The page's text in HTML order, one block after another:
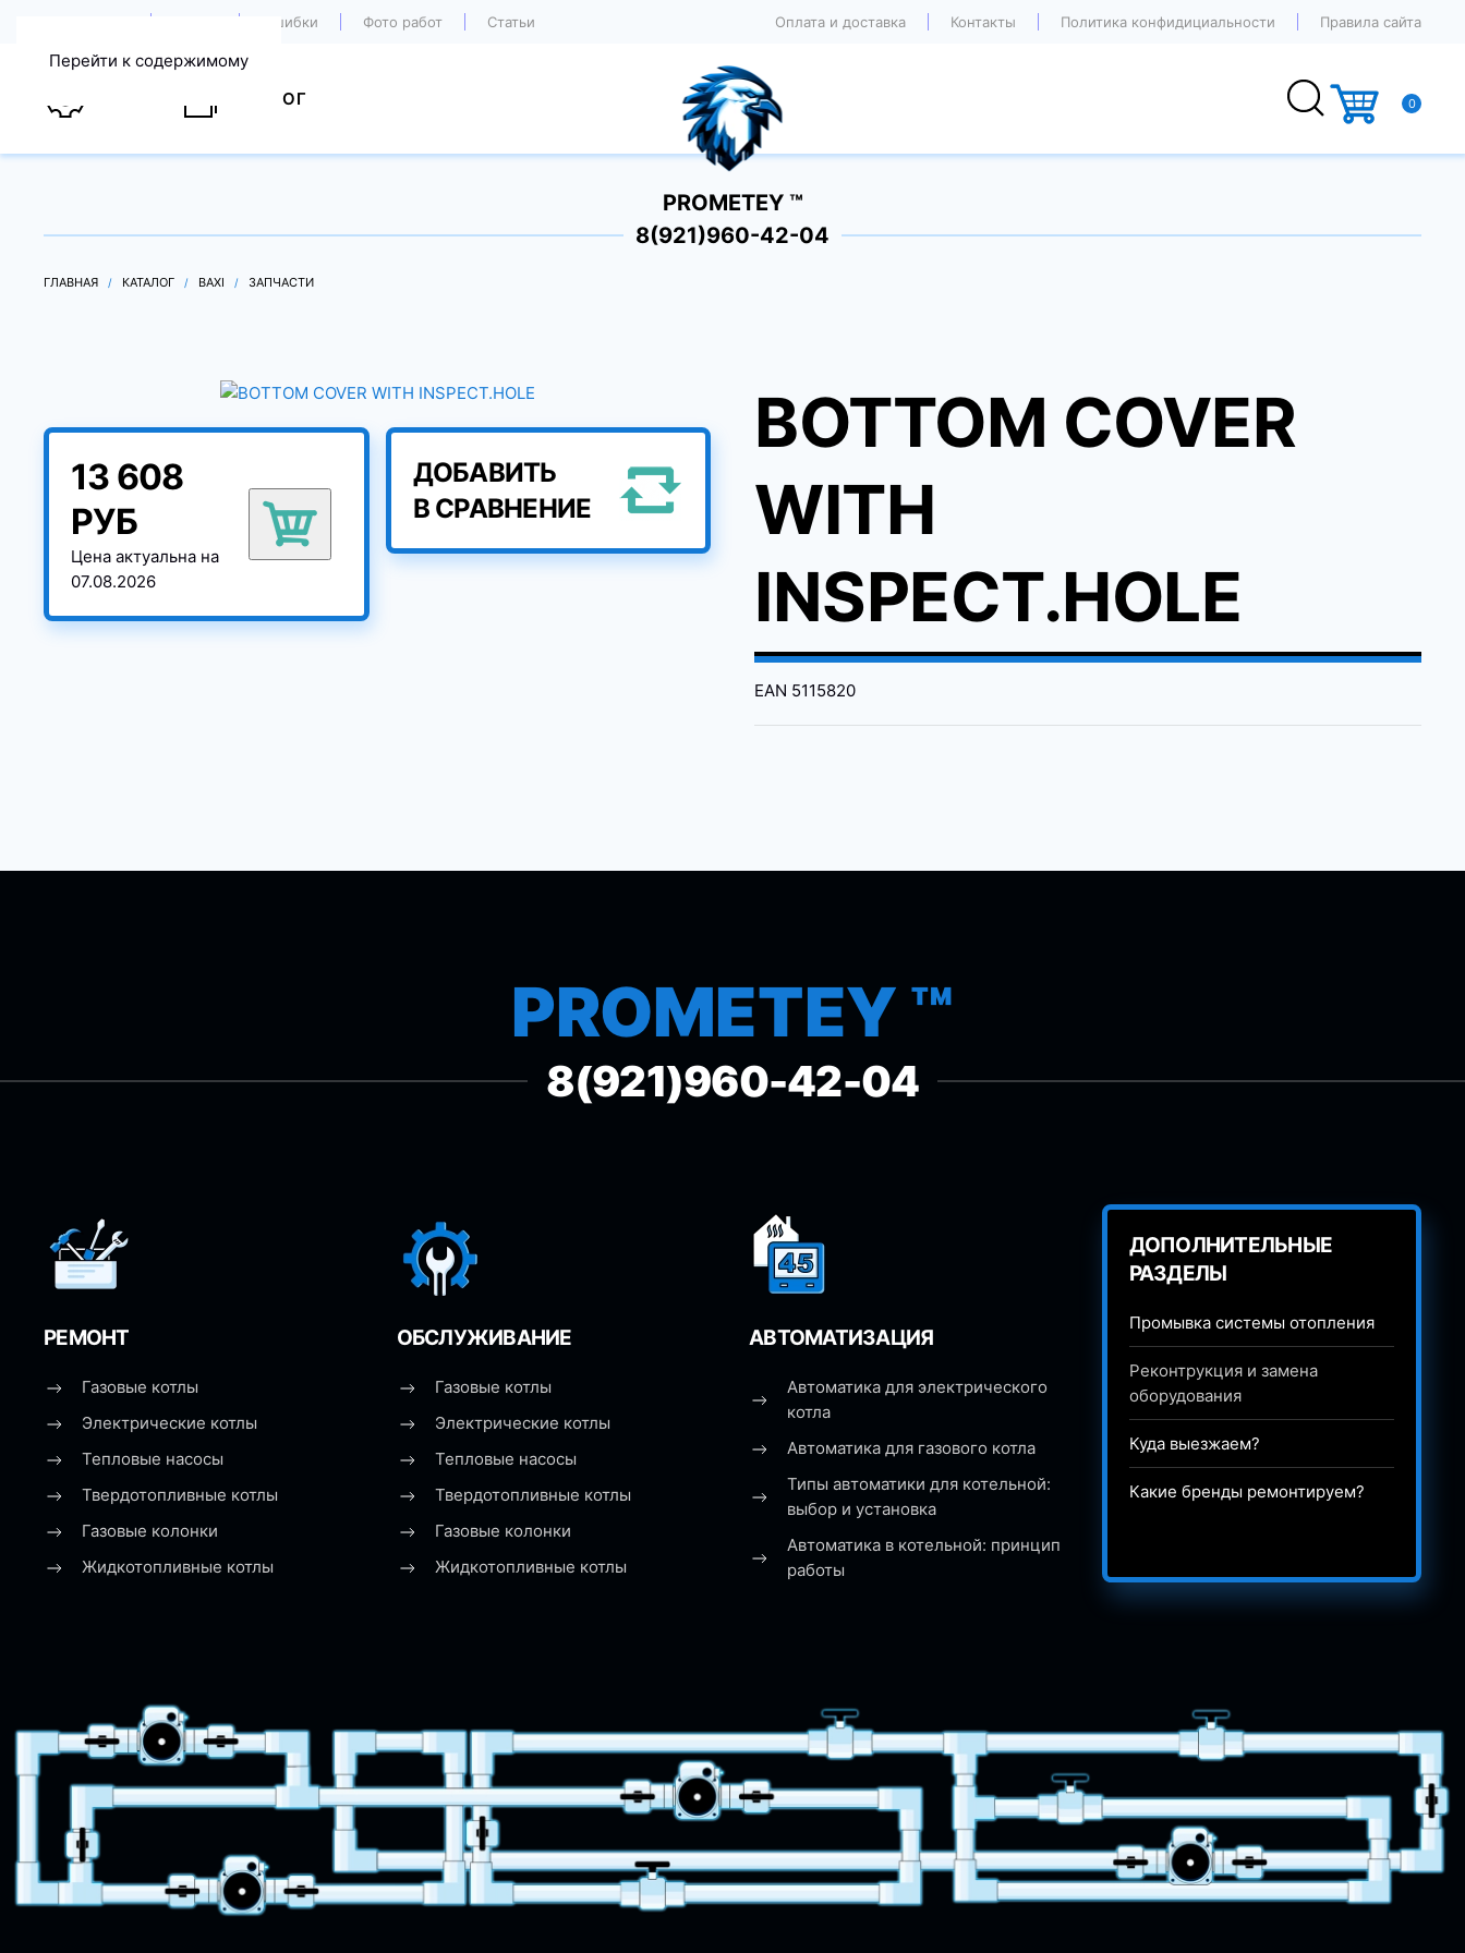
Перейти к содержимому
Ошибки Фото работ Статьи Оплата и доставка Контакты Политика конфидициальности Правила сайта
КАТАЛОГ 0
PROMETEY ™
8(921)960-42-04
ГЛАВНАЯ КАТАЛОГ BAXI ЗАПЧАСТИ
13 608
РУБ
Цена актуальна на
07.08.2026
ДОБАВИТЬ
В СРАВНЕНИЕ
BOTTOM COVER
WITH
INSPECT.HOLE
EAN 5115820
PROMETEY ™
8(921)960-42-04
РЕМОНТ
Газовые котлы
Электрические котлы
Тепловые насосы
Твердотопливные котлы
Газовые колонки
Жидкотопливные котлы
ОБСЛУЖИВАНИЕ
Газовые котлы
Электрические котлы
Тепловые насосы
Твердотопливные котлы
Газовые колонки
Жидкотопливные котлы
АВТОМАТИЗАЦИЯ
Автоматика для электрического
котла
Автоматика для газового котла
Типы автоматики для котельной:
выбор и установка
Автоматика в котельной: принцип
работы
ДОПОЛНИТЕЛЬНЫЕ
РАЗДЕЛЫ
Промывка системы отопления
Реконтрукция и замена
оборудования
Куда выезжаем?
Какие бренды ремонтируем?